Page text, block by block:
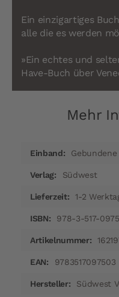
Ein einzigartiges
alle die es werden
»Ein echtes und
Have-Buch über
Mehr
Informationen Gebundene
Südwest
1-2
978-3-517-
9783517097503
Südwest